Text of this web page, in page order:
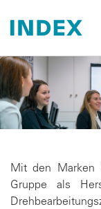
Mit den Marken
Gruppe als